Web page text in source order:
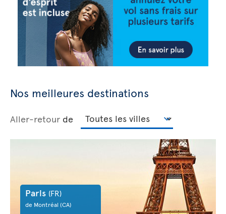
Nos meilleures destinations
Aller-retour de
Paris (FR)
de Montréal (CA)